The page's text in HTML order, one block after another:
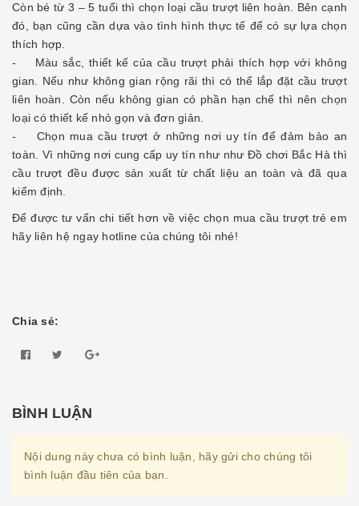
Còn bé từ 3 – 5 tuổi thì chọn loại cầu trượt liên hoàn. Bên cạnh
đó, bạn cũng cần dựa vào tình hình thực tế để có sự lựa chọn
thích hợp.
- Màu sắc, thiết kế của cầu trượt phải thích hợp với không
gian. Nếu như không gian rộng rãi thì có thể lắp đặt cầu trượt
liên hoàn. Còn nếu không gian có phần hạn chế thì nên chọn
loại có thiết kế nhỏ gọn và đơn giản.
- Chọn mua cầu trượt ở những nơi uy tín để đảm bảo an
toàn. Vì những nơi cung cấp uy tín như như Đồ chơi Bắc Hà thì
cầu trượt đều được sản xuất từ chất liệu an toàn và đã qua
kiểm định.
Để được tư vấn chi tiết hơn về việc chọn mua cầu trượt trẻ em
hãy liên hệ ngay hotline của chúng tôi nhé!
Chia sẻ:
BÌNH LUẬN
Nội dung này chưa có bình luận, hãy gửi cho chúng tôi
bình luận đầu tiên của bạn.